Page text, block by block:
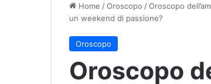
Home /Oroscopo /Oroscopo
un weekend di passione?
Oroscopo
Oroscopo